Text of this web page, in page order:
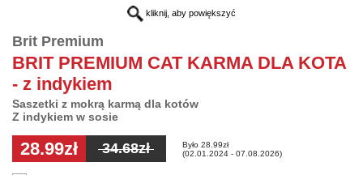
kliknij, aby powiększyć
Brit Premium
BRIT PREMIUM CAT KARMA DLA KOTA
- z indykiem
Saszetki z mokrą karmą dla kotów
Z indykiem w sosie
28.99zł 34.68zł
Było 28.99zł
(02.01.2024 - 07.08.2026)